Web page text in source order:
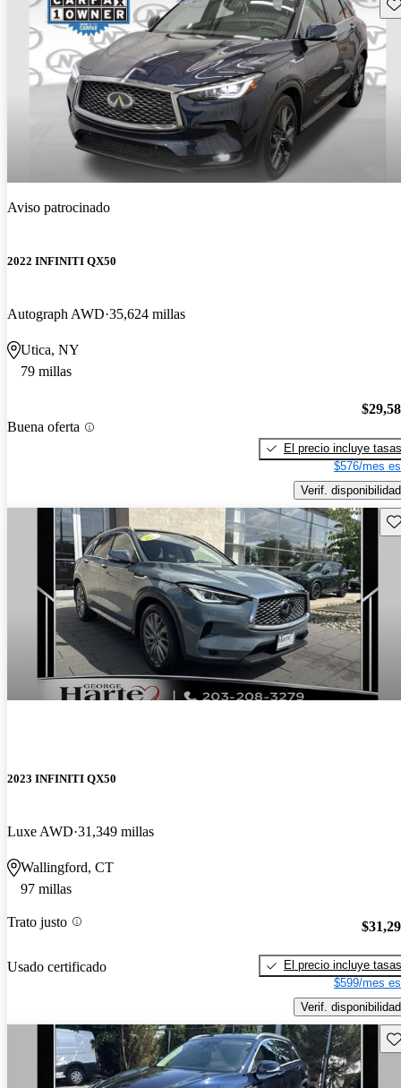
Aviso patrocinado
2022 INFINITI QX50
Autograph AWD 35,624 millas
Utica, NY
79 millas
Buena oferta
El precio incluye tasas
$576/mes
Verif. disponibilidad
2023 INFINITI QX50
Luxe AWD 31,349 millas
Wallingford, CT
97 millas
Trato justo
Usado certificado
El precio incluye tasas
$599/mes
Verif. disponibilidad